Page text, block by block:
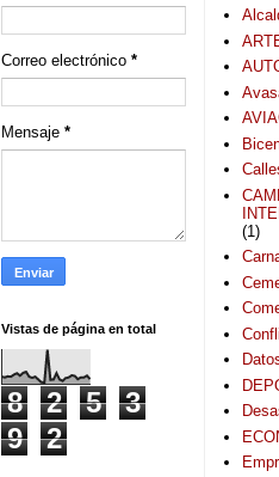
Correo electrónico *
Mensaje *
Vistas de página en total
8 2 5
3
9
2
(1)